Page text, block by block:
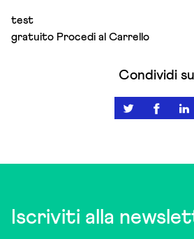
test
gratuito Procedi al Carrello
Condividi su
Iscriviti alla